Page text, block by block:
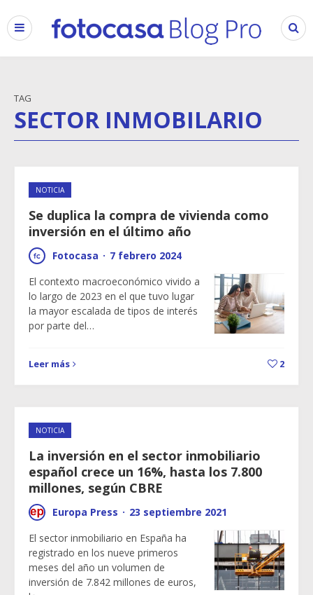
TAG
SECTOR INMOBILARIO
NOTICIA
Se duplica la compra de vivienda como
inversión en el último año
Fotocasa · 7 febrero 2024
El contexto macroeconómico vivido a
lo largo de 2023 en el que tuvo lugar
la mayor escalada de tipos de interés
por parte del…
Leer más 2
NOTICIA
La inversión en el sector inmobiliario
español crece un 16%, hasta los 7.800
millones, según CBRE
Europa Press · 23 septiembre 2021
El sector inmobiliario en España ha
registrado en los nueve primeros
meses del año un volumen de
inversión de 7.842 millones de euros,